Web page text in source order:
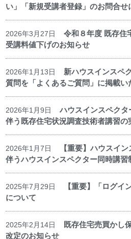
い」「新規受講者登録」のお問合せ
2026年3月27日令和８年度 既存住
受講料値下げのお知らせ
2026年1月13日 新ハウスインスペ
質問を「よくあるご質問」に掲載い
2026年1月9日ハウスインスペク
伴う既存住宅状況調査技術者講習の
2026年1月7日
【重要】ハウスイ
伴うハウスインスペクター同時講習
2025年7月29日
【重要】「ログイ
について
2025年2月14日
既存住宅売買かし
改定のお知らせ